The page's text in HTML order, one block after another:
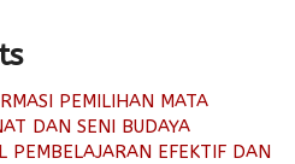
PEMILIHAN MATA
DAN SENI BUDAYA
PEMBELAJARAN EFEKTIF DAN